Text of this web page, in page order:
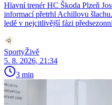
Hlavní trenér HC Škoda Plzeň
informací přetrhl Achillovu
ledě v nejcitlivější fázi
SportyŽivě
5. 8. 2026, 21:34
3 min